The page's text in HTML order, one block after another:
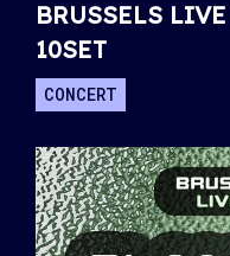
BRUSSELS
10SET
CONCERT